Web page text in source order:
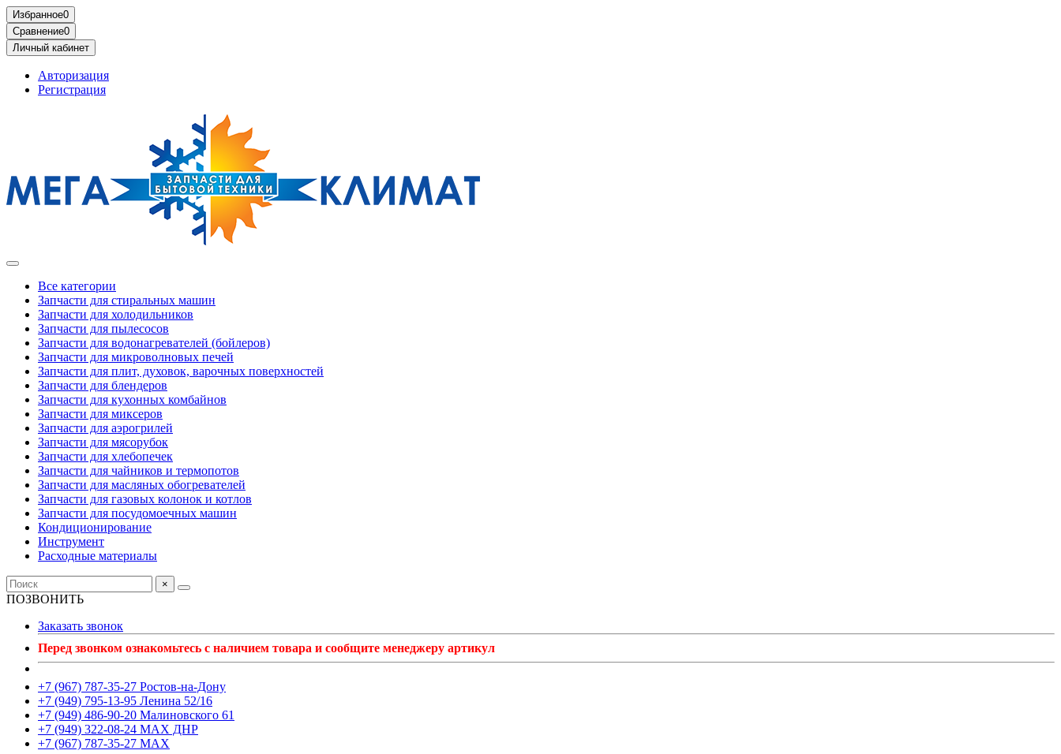
Избранное0
Сравнение0
Личный кабинет
Авторизация
Регистрация
Все категории
Запчасти для стиральных машин
Запчасти для холодильников
Запчасти для пылесосов
Запчасти для водонагревателей (бойлеров)
Запчасти для микроволновых печей
Запчасти для плит, духовок, варочных поверхностей
Запчасти для блендеров
Запчасти для кухонных комбайнов
Запчасти для миксеров
Запчасти для аэрогрилей
Запчасти для мясорубок
Запчасти для хлебопечек
Запчасти для чайников и термопотов
Запчасти для масляных обогревателей
Запчасти для газовых колонок и котлов
Запчасти для посудомоечных машин
Кондиционирование
Инструмент
Расходные материалы
×
ПОЗВОНИТЬ
Заказать звонок
Перед звонком ознакомьтесь с наличием товара и сообщите менеджеру артикул
+7 (967) 787-35-27 Ростов-на-Дону
+7 (949) 795-13-95 Ленина 52/16
+7 (949) 486-90-20 Малиновского 61
+7 (949) 322-08-24 MAX ДНР
+7 (967) 787-35-27 MAX